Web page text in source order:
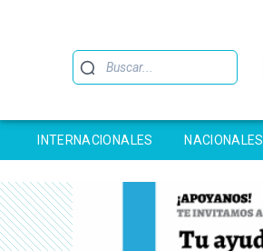
Buscar
INTERNACIONALES NACIONALES